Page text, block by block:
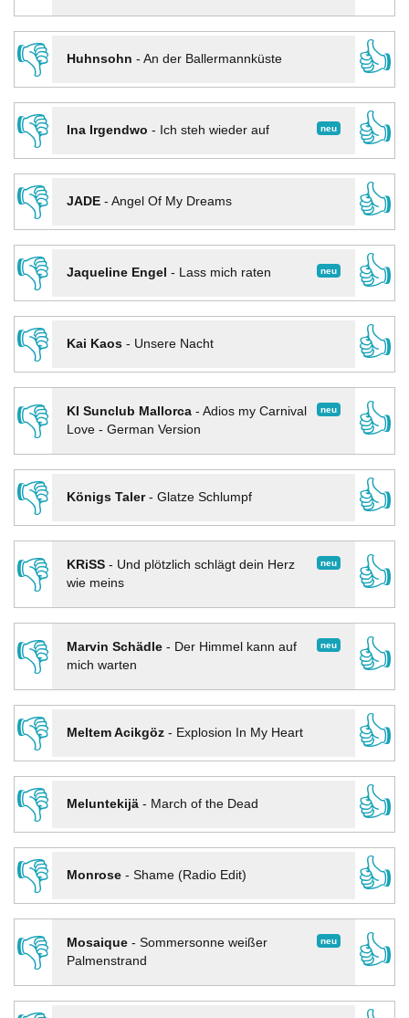
👎
Huhnsohn - An der Ballermannküste
👍
👎
neu
Ina Irgendwo - Ich steh wieder auf
👍
👎
JADE- Angel Of My Dreams
👍
👎
neu
Jaqueline Engel - Lass mich raten
👍
👎
Kai Kaos- Unsere Nacht
👍
👎
neu
KI Sunclub Mallorca- Adios my Carnival
Love - German Version
👍
👎
Königs Taler- Glatze Schlumpf
👍
👎
neu
KRiSS- Und plötzlich schlägt dein Herz
wie meins
👍
👎 neu
Marvin Schädle- Der Himmel kann auf
mich warten
👍
👎
Meltem Acikgöz- Explosion In My Heart
👍
👎
Meluntekijä- March of the Dead
👍
👎
Monrose- Shame (Radio Edit)
👍
👎
neu
Mosaique- Sommersonne weißer
Palmenstrand
👍